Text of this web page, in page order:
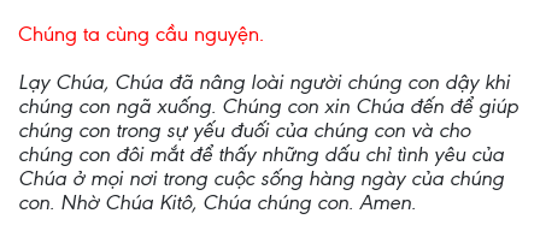
Chúng ta cùng cầu nguyện.
Lạy Chúa, Chúa đã nâng loài người chúng con dậy khi
chúng con ngã xuống. Chúng con xin Chúa đến để giúp
chúng con trong sự yếu đuối của chúng con và cho
chúng con đôi mắt để thấy những dấu chỉ tình yêu của
Chúa ở mọi nơi trong cuộc sống hàng ngày của chúng
con. Nhờ Chúa Kitô, Chúa chúng con. Amen.